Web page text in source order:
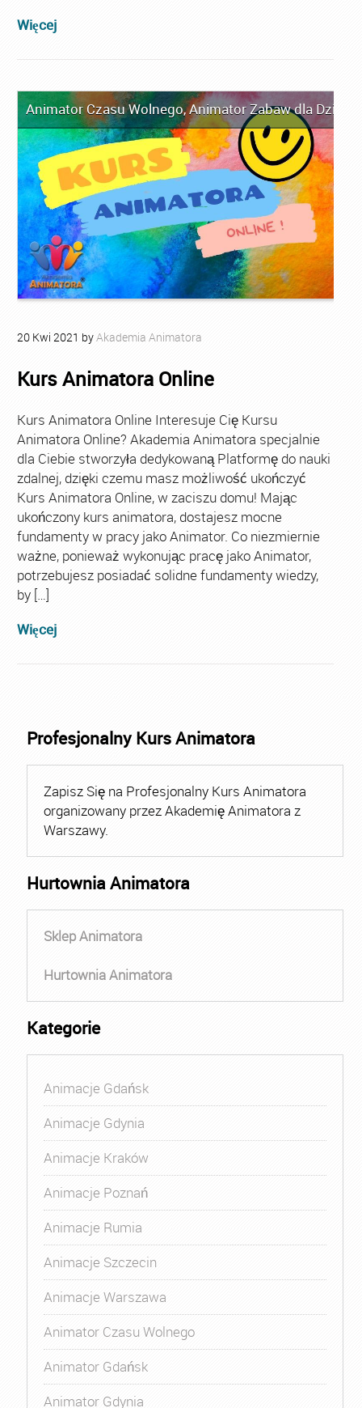
Więcej
Animator Czasu Wolnego,Animator Zabaw dla Dzieci
20 Kwi 2021 byAkademia Animatora
Kurs Animatora Online
Kurs Animatora Online Interesuje Cię Kursu
Animatora Online? Akademia Animatora specjalnie
dla Ciebie stworzyła dedykowaną Platformę do nauki
zdalnej, dzięki czemu masz możliwość ukończyć
Kurs Animatora Online, w zaciszu domu! Mając
ukończony kurs animatora, dostajesz mocne
fundamenty w pracy jako Animator. Co niezmiernie
ważne, ponieważ wykonując pracę jako Animator,
potrzebujesz posiadać solidne fundamenty wiedzy,
by […]
Więcej
Profesjonalny Kurs Animatora
Zapisz Się na Profesjonalny Kurs Animatora
organizowany przez Akademię Animatora z
Warszawy.
Hurtownia Animatora
Sklep Animatora
Hurtownia Animatora
Kategorie
Animacje Gdańsk
Animacje Gdynia
Animacje Kraków
Animacje Poznań
Animacje Rumia
Animacje Szczecin
Animacje Warszawa
Animator Czasu Wolnego
Animator Gdańsk
Animator Gdynia